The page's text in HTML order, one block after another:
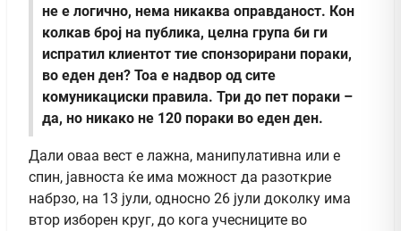
не е логично, нема никаква оправданост. Кон
колкав број на публика, целна група би ги
испратил клиентот тие спонзорирани пораки,
во еден ден? Тоа е надвор од сите
комуникациски правила. Три до пет пораки –
да, но никако не 120 пораки во еден ден.
Дали оваа вест е лажна, манипулативна или е
спин, јавноста ќе има можност да разоткрие
набрзо, на 13 јули, односно 26 јули доколку има
втор изборен круг, до кога учесниците во